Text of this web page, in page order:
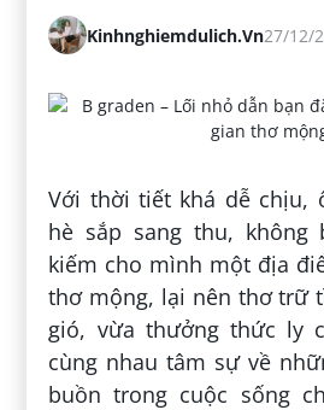
Kinhnghiemdulich.vn27/12/
Với thời tiết khá dễ chịu,
hè sắp sang thu,
kiếm cho mình một địa
thơ mộng, lại nên thơ trữ
gió, vừa thưởng thức ly
cùng nhau tâm sự về
buồn trong cuộc sống